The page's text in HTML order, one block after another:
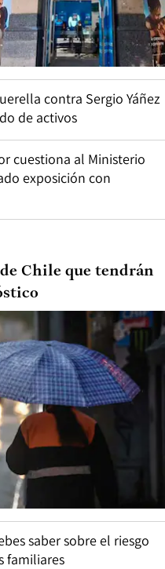
contra Sergio Yáñez
de activos
cuestiona al Ministerio
exposición con
Chile que tendrán
saber sobre el riesgo
familiares